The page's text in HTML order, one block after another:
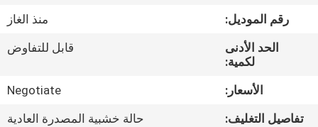
جولة
المصنع
مراقبة
الجودة
رقم الموديل:
منذ الغاز
الحد الأدنى
لكمية:
قابل للتفاوض
الأسعار:
Negotiate
تفاصيل التغليف:
حالة خشبية المصدرة العادية